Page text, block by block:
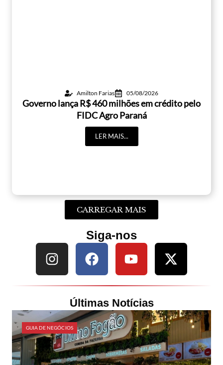
Amilton Farias 05/08/2026
Governo lança R$ 460 milhões em crédito pelo
FIDC Agro Paraná
LER MAIS...
CARREGAR MAIS
Siga-nos
Últimas Notícias
GUIA DE NEGÓCIOS